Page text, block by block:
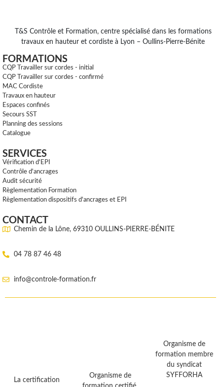
T&S Contrôle et Formation, centre spécialisé dans les formations
travaux en hauteur et cordiste à Lyon – Oullins-Pierre-Bénite
FORMATIONS
CQP Travailler sur cordes - initial
CQP Travailler sur cordes - confirmé
MAC Cordiste
Travaux en hauteur
Espaces confinés
Secours SST
Planning des sessions
Catalogue
SERVICES
Vérification d'EPI
Contrôle d'ancrages
Audit sécurité
Règlementation Formation
Règlementation dispositifs d'ancrages et EPI
CONTACT
Chemin de la Lône, 69310 OULLINS-PIERRE-BÉNITE
04 78 87 46 48
info@controle-formation.fr
Organisme de
Organisme de
formation membre
du syndicat
SYFFORHA
La certification